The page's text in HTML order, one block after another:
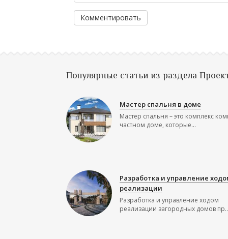
Комментировать
Популярные статьи из раздела
Мастер спальня в доме
Мастер спальня – это комплекс
частном доме, которые...
Разработка и управление
реализации
Разработка и управление ходом
реализации загородных домов